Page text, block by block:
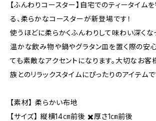
【ふんわりコースター】自宅でのティータイム
る、柔らかなコースターが新登場です！
使うほどに柔らかくふんわりして味わい深くな
温かな飲み物や鍋やグラタン皿を置く際の安
ても素敵なアクセントになります。大切なお客
族とのリラックスタイムにぴったりのアイテムで
【素材】 柔らかい布地
【サイズ】 縦横14㎝前後 ✖️厚さ1㎝前後